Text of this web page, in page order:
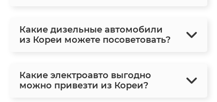
Какие дизельные автомобили
из Кореи можете посоветовать?
Какие электроавто выгодно
можно привезти из Кореи?